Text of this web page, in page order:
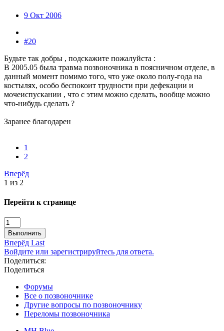
9 Окт 2006
#20
Будьте так добры , подскажите пожалуйста :
В 2005.05 была травма позвоночника в поясничном отделе, в
данный момент помимо того, что уже около полу-года на
костылях, особо беспокоит трудности при дефекации и
мочеиспускании , что с этим можно сделать, вообще можно
что-нибудь сделать ?
Заранее благодарен
1
2
Вперёд
1 из 2
Перейти к странице
Выполнить
Вперёд Last
Войдите или зарегистрируйтесь для ответа.
Поделиться:
Поделиться
Форумы
Все о позвоночнике
Другие вопросы по позвоночнику
Переломы позвоночника